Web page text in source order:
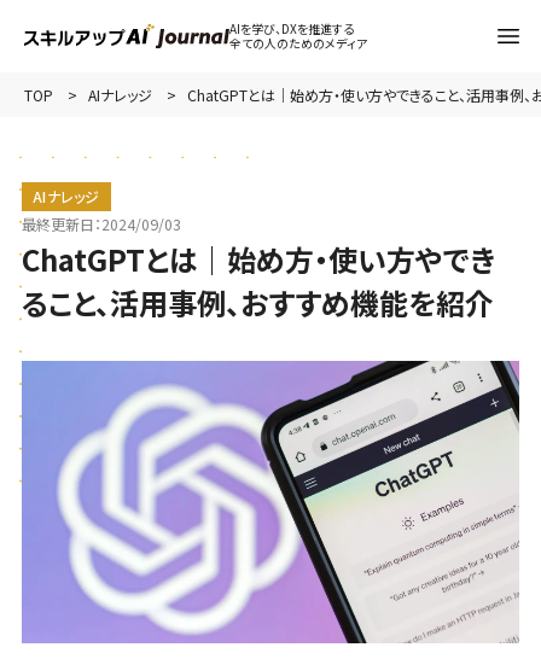
AIを学び、DXを推進する
全ての人のためのメディア
TOP AIナレッジ ChatGPTとは｜始め方・使い方やできること、活用事例
AIナレッジ
最終更新日：2024/09/03
ChatGPTとは｜始め方・使い方やでき
ること、活用事例、おすすめ機能を紹介